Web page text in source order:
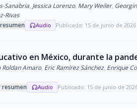
Sanabria, Jessica Lorenzo, Mary Weiler,
Rivas
headphonesAudio Publicado: 15 de junio de 2026
en México, durante la
Roldan Amaro, Eric Ramírez Sánchez, Enrique
resumen headphonesAudio Publicado: 15 de junio de